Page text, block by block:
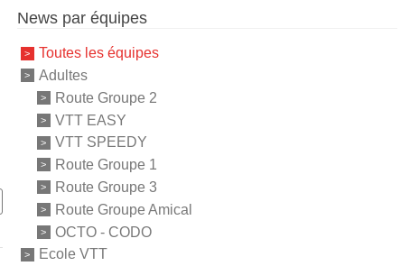
News par équipes
Toutes les équipes
Adultes
Route Groupe 2
VTT EASY
VTT SPEEDY
Route Groupe 1
Route Groupe 3
Route Groupe Amical
OCTO - CODO
Ecole VTT